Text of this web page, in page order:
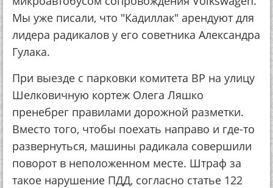
Мы уже писали, что "Кадиллак" арендуют для
лидера радикалов у его советника Александра
Гулака.
При выезде с парковки комитета ВР на улицу
Шелковичную кортеж Олега Ляшко
пренебрег правилами дорожной разметки.
Вместо того, чтобы поехать направо и где-то
развернуться, машины радикала совершили
поворот в неположенном месте. Штраф за
такое нарушение ПДД, согласно статье 122